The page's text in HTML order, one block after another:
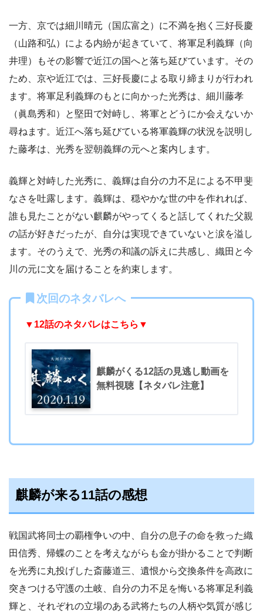
一方、京では細川晴元（国広富之）に不満を抱く三好長慶
（山路和弘）による内紛が起きていて、将軍足利義輝（向
井理）もその影響で近江の国へと落ち延びています。その
ため、京や近江では、三好長慶による取り締まりが行われ
ます。将軍足利義輝のもとに向かった光秀は、細川藤孝
（眞島秀和）と堅田で対峙し、将軍とどうにか会えないか
尋ねます。近江へ落ち延びている将軍義輝の状況を説明し
た藤孝は、光秀を翌朝義輝の元へと案内します。
義輝と対峙した光秀に、義輝は自分の力不足による不甲斐
なさを吐露します。義輝は、穏やかな世の中を作れれば、
誰も見たことがない麒麟がやってくると話してくれた父親
の話が好きだったが、自分は実現できていないと涙を溢し
ます。そのうえで、光秀の和議の訴えに共感し、織田と今
川の元に文を届けることを約束します。
次回のネタバレへ
▼12話のネタバレはこちら▼
麒麟がくる12話の見逃し動画を
無料視聴【ネタバレ注意】
麒麟が来る11話の感想
戦国武将同士の覇権争いの中、自分の息子の命を救った織
田信秀、帰蝶のことを考えながらも金が掛かることで判断
を光秀に丸投げした斎藤道三、遺恨から交換条件を高政に
突きつける守護の土岐、自分の力不足を悔いる将軍足利義
輝と、それぞれの立場のある武将たちの人柄や気質が感じ